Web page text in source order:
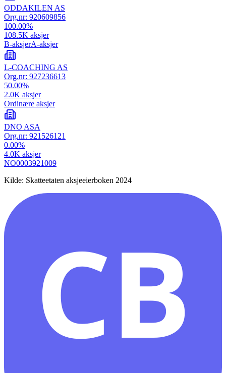
ODDAKILEN AS
Org.nr: 920609856
100.00%
108.5K aksjer
B-aksjerA-aksjer
L-COACHING AS
Org.nr: 927236613
50.00%
2.0K aksjer
Ordinære aksjer
DNO ASA
Org.nr: 921526121
0.00%
4.0K aksjer
NO0003921009
Kilde: Skatteetaten aksjeeierboken 2024
CB